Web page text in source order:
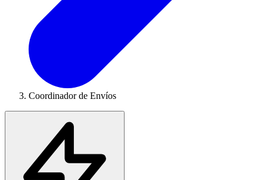
Coordinador de Envíos